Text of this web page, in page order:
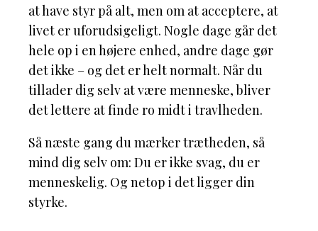
at have styr på alt, men om at acceptere, at
livet er uforudsigeligt. Nogle dage går det
hele op i en højere enhed, andre dage gør
det ikke – og det er helt normalt. Når du
tillader dig selv at være menneske, bliver
det lettere at finde ro midt i travlheden.
Så næste gang du mærker trætheden, så
mind dig selv om: Du er ikke svag, du er
menneskelig. Og netop i det ligger din
styrke.